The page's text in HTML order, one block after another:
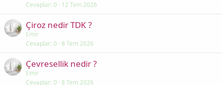
Cevaplar 0 12 Tem 2026
Çiroz nedir TDK ?
Emir
Cevaplar 0 8 Tem 2026
Çevresellik nedir ?
Emir
Cevaplar 0 8 Tem 2026